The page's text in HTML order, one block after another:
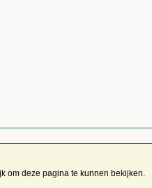
om deze pagina te kunnen bekijken.